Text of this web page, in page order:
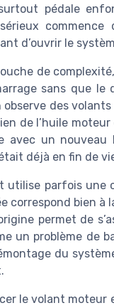
pédale
d’ouvrir le
de
sans que le
observe des
de l’huile
avec un nouveau
déjà en fin de
utilise parfois
bien à
permet de
un problème de
du
le volant moteur